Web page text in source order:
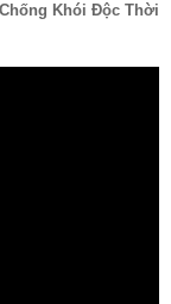
Khói Độc Thời